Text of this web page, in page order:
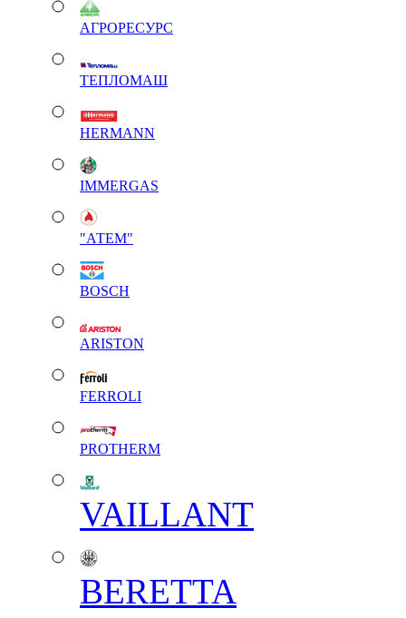
АГРОРЕСУРС
ТЕПЛОМАШ
HERMANN
IMMERGAS
"АТЕМ"
BOSCH
ARISTON
FERROLI
PROTHERM
VAILLANT
BERETTA